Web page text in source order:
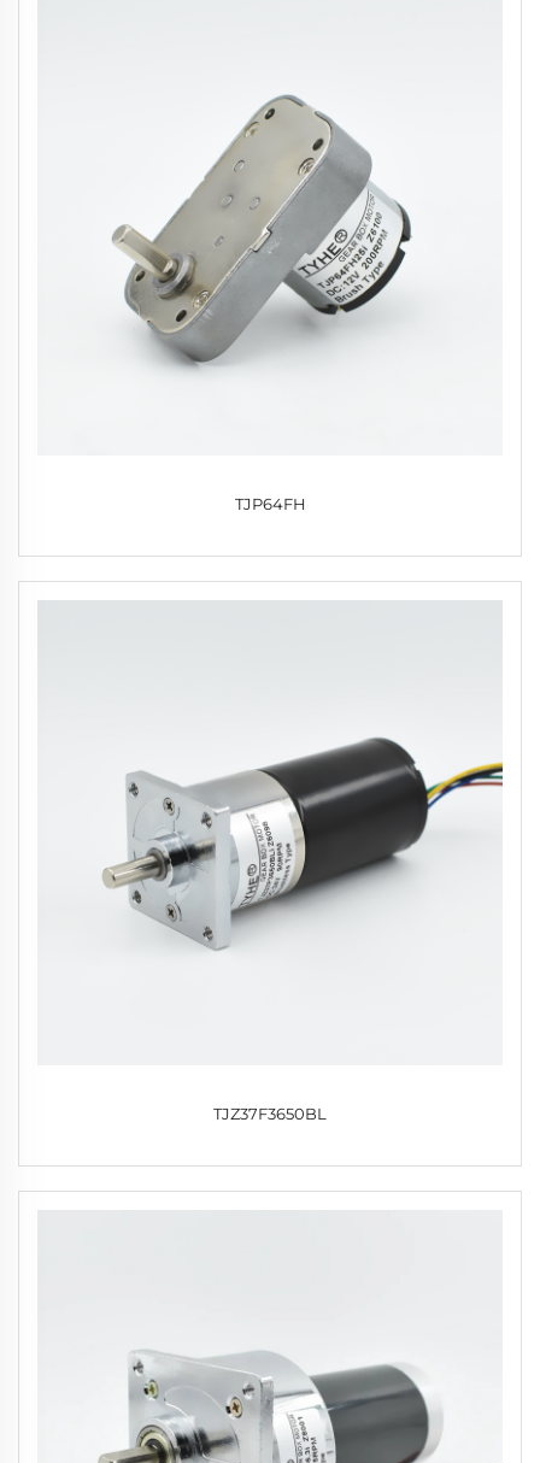
TJP64FH
TJZ37F3650BL